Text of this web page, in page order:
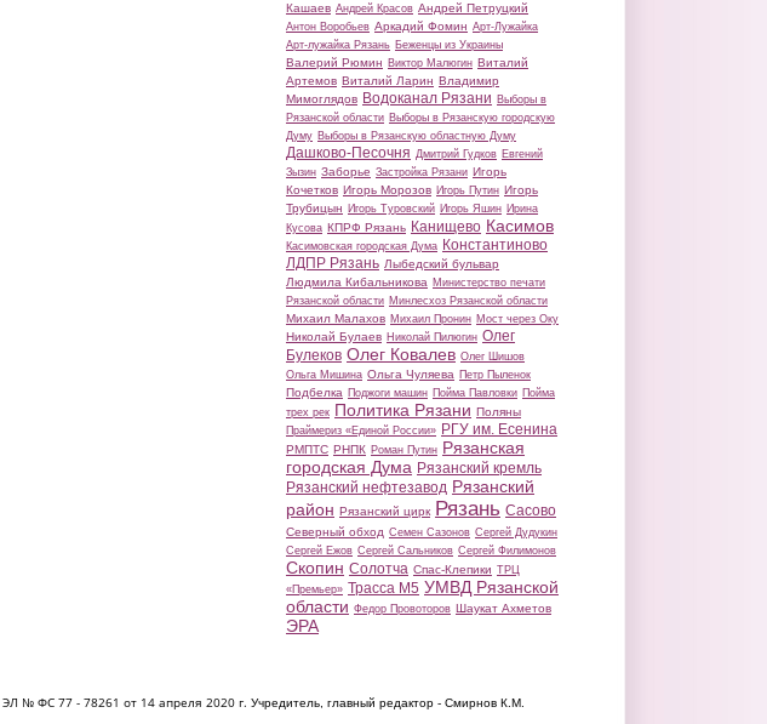
Кашаев Андрей Красов Андрей Петруцкий
Антон Воробьев Аркадий Фомин Арт-Лужайка
Арт-лужайка Рязань Беженцы из Украины
Валерий Рюмин Виктор Малюгин Виталий
Артемов Виталий Ларин Владимир
Мимоглядов Водоканал Рязани Выборы в
Рязанской области Выборы в Рязанскую городскую
Думу Выборы в Рязанскую областную Думу
Дашково-Песочня Дмитрий Гудков Евгений
Зызин Заборье Застройка Рязани Игорь
Кочетков Игорь Морозов Игорь Путин Игорь
Трубицын Игорь Туровский Игорь Яшин Ирина
Кусова КПРФ Рязань Канищево Касимов
Касимовская городская Дума Константиново
ЛДПР Рязань Лыбедский бульвар
Людмила Кибальникова Министерство печати
Рязанской области Минлесхоз Рязанской области
Михаил Малахов Михаил Пронин Мост через Оку
Николай Булаев Николай Пилюгин Олег
Булеков Олег Ковалев Олег Шишов
Ольга Мишина Ольга Чуляева Петр Пыленок
Подбелка Поджоги машин Пойма Павловки Пойма
трех рек Политика Рязани Поляны
Праймериз «Единой России» РГУ им. Есенина
РМПТС РНПК Роман Путин Рязанская
городская Дума Рязанский кремль
Рязанский нефтезавод Рязанский
район Рязанский цирк Рязань Сасово
Северный обход Семен Сазонов Сергей Дудукин
Сергей Ежов Сергей Сальников Сергей Филимонов
Скопин Солотча Спас-Клепики ТРЦ
«Премьер» Трасса М5 УМВД Рязанской
области Федор Провоторов Шаукат Ахметов
ЭРА
ЭЛ № ФС 77 - 78261 от 14 апреля 2020 г. Учредитель, главный редактор - Смирнов К.М.